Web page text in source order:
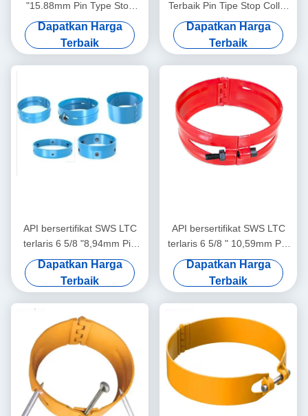
"15.88mm Pin Type Stop
Collar 1 Tahun Garansi
untuk Aplikasi Oil & Gas
Casing Centralizer
Dapatkan Harga
Terbaik
Terbaik Pin Tipe Stop Collar
7 "13.72mm1 Tahun Garansi
Minyak & Gas Casing
Centralizer Tool
Dapatkan Harga
Terbaik
API bersertifikat SWS LTC
terlaris 6 5/8 "8,94mm Pin
Type Stop Collar Oil & Gas
Casing Centralizer Tool
Dapatkan Harga
Terbaik
API bersertifikat SWS LTC
terlaris 6 5/8 " 10,59mm Pin
Type Stop Collar Oil & Gas
Casing Centralizer Tool
Dapatkan Harga
Terbaik